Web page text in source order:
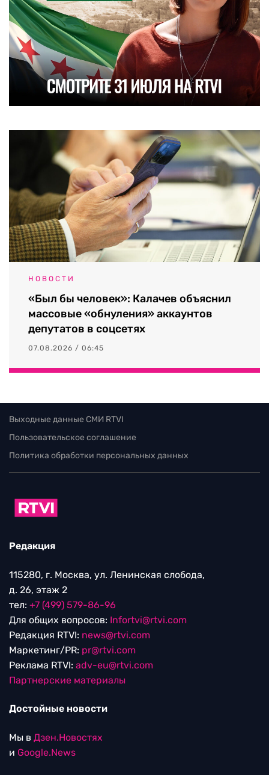
НОВОСТИ
«Был бы человек»: Калачев объяснил
массовые «обнуления» аккаунтов
депутатов в соцсетях
07.08.2026 / 06:45
Выходные данные СМИ RTVI
Пользовательское соглашение
Политика обработки персональных данных
Редакция
115280, г. Москва, ул. Ленинская слобода,
д. 26, этаж 2
тел: +7 (499) 579-86-96
Для общих вопросов: Infortvi@rtvi.com
Редакция RTVI: news@rtvi.com
Маркетинг/PR: pr@rtvi.com
Реклама RTVI: adv-eu@rtvi.com
Партнерские материалы
Достойные новости
Мы в Дзен.Новостях
и Google.News